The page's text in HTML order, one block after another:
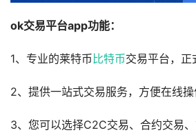
ok交易平台app功能：
1、专业的莱特币 比特币交易平台，正
2、提供一站式交易服务，方便在线操
3、您可以选择C2C交易、合约交易